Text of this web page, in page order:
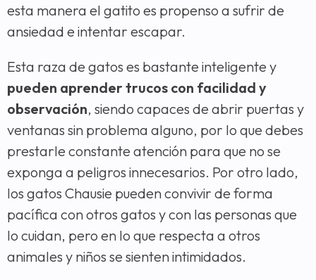
esta manera el gatito es propenso a sufrir de
ansiedad e intentar escapar.
Esta raza de gatos es bastante inteligente y
pueden aprender trucos con facilidad y
observación, siendo capaces de abrir puertas y
ventanas sin problema alguno, por lo que debes
prestarle constante atención para que no se
exponga a peligros innecesarios. Por otro lado,
los gatos Chausie pueden convivir de forma
pacífica con otros gatos y con las personas que
lo cuidan, pero en lo que respecta a otros
animales y niños se sienten intimidados.